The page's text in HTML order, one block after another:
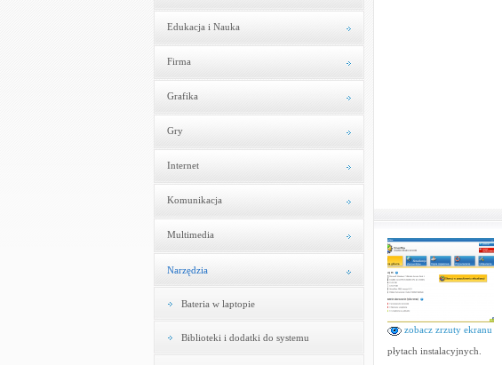
Edukacja i Nauka
Firma
Grafika
Gry
Internet
Komunikacja
Multimedia
Narzędzia
Bateria w laptopie
Biblioteki i dodatki do systemu
zobacz zrzuty ekranu
płytach instalacyjnych.